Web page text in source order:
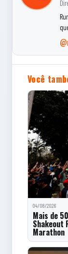
Você
04/08/2026
Mais de
Shakeout
Marathon